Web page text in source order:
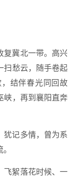
复冀北一带。高兴
扫愁云，随手卷起
结伴春光同回故
峡，再到襄阳直奔
犹记多情，曾为系
飞絮落花时候、一